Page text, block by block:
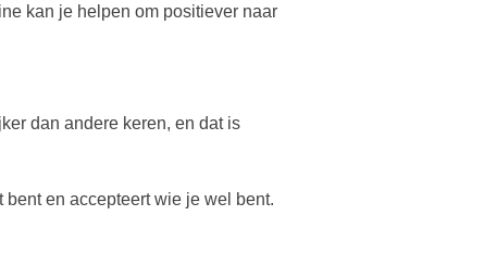
kan je helpen om positiever naar
dan andere keren, en dat is
en accepteert wie je wel bent.